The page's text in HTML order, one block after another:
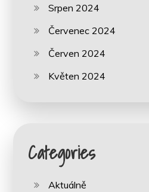
Srpen 2024
Červenec 2024
Červen 2024
Květen 2024
Categories
Aktuálně